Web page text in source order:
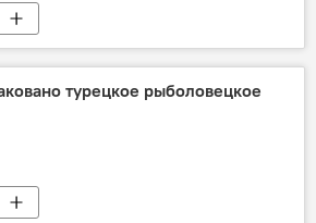
турецкое рыболовецкое